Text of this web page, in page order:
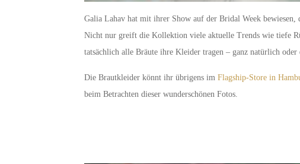
Galia Lahav hat mit ihrer Show auf der Bridal Week
Nicht nur greift die Kollektion viele aktuelle Trends wie tiefe
tatsächlich alle Bräute ihre Kleider tragen – ganz natürlich
Die Brautkleider könnt ihr übrigens im Flagship-Store in
beim Betrachten dieser wunderschönen Fotos.